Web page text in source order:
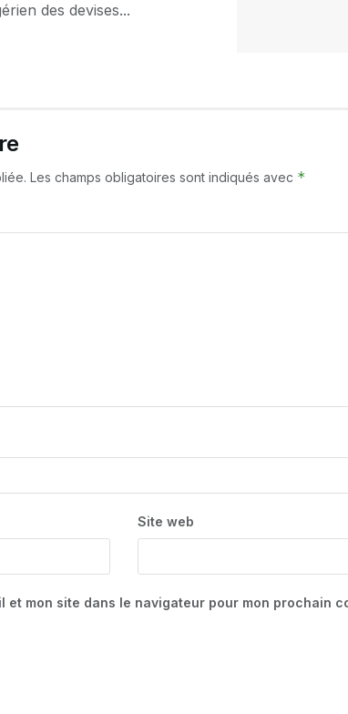
des devises...
Les champs obligatoires sont indiqués avec *
Site web
et mon site dans le navigateur pour mon prochain